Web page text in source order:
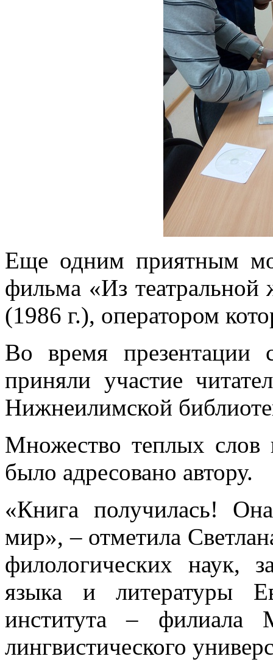
Еще одним приятным
фильма «Из театральной
(1986 г.), оператором
Во время презентации
приняли участие
Нижнеилимской
Множество теплых слов
было адресовано автору.
«Книга получилась!
мир», – отметила
филологических наук,
языка и литературы
института – филиала
лингвистического